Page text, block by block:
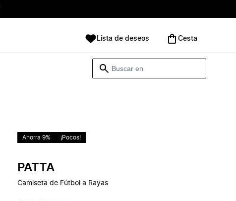
Lista de deseos Cesta
Ahorra 9% ¡Pocos!
PATTA
Camiseta de Fútbol a Rayas